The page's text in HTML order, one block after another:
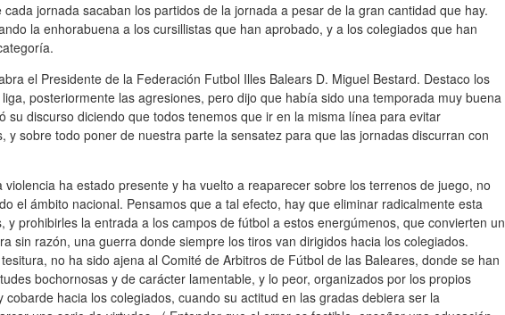
jornada sacaban los partidos de la jornada a pesar de la gran cantidad que hay.
la enhorabuena a los cursillistas que han aprobado, y a los colegiados que han
el Presidente de la Federación Futbol Illes Balears D. Miguel Bestard. Destaco los
posteriormente las agresiones, pero dijo que había sido una temporada muy buena
su discurso diciendo que todos tenemos que ir en la misma línea para evitar
y sobre todo poner de nuestra parte la sensatez para que las jornadas discurran con
violencia ha estado presente y ha vuelto a reaparecer sobre los terrenos de juego, no
el ámbito nacional. Pensamos que a tal efecto, hay que eliminar radicalmente esta
y prohibirles la entrada a los campos de fútbol a estos energúmenos, que convierten un
sin razón, una guerra donde siempre los tiros van dirigidos hacia los colegiados.
no ha sido ajena al Comité de Arbitros de Fútbol de las Baleares, donde se han
bochornosas y de carácter lamentable, y lo peor, organizados por los propios
hacia los colegiados, cuando su actitud en las gradas debiera ser la